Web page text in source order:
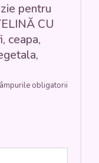
pentru
CU
ceapa,
obligatorii